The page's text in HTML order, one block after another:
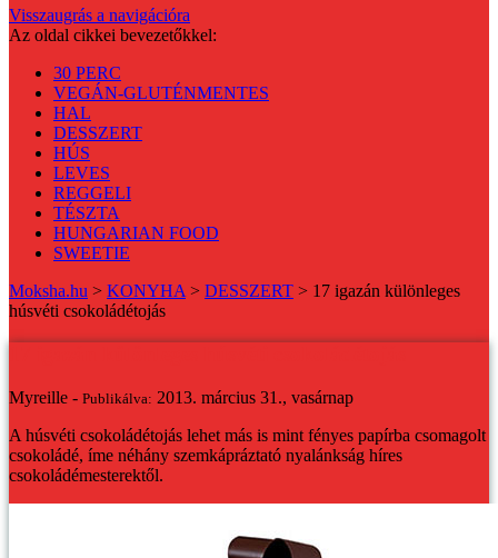
Visszaugrás a navigációra
Az oldal cikkei bevezetőkkel:
30 PERC
VEGÁN-GLUTÉNMENTES
HAL
DESSZERT
HÚS
LEVES
REGGELI
TÉSZTA
HUNGARIAN FOOD
SWEETIE
Moksha.hu > KONYHA> DESSZERT > 17 igazán különleges
húsvéti csokoládétojás
Myreille - Publikálva: 2013. március 31., vasárnap
A húsvéti csokoládétojás lehet más is mint fényes papírba csomagolt
csokoládé, íme néhány szemkápráztató nyalánkság híres
csokoládémesterektől.